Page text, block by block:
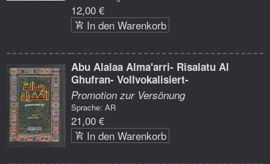
12,00 €
In den Warenkorb
Abu Alalaa Alma'arri- Risalatu Al
Ghufran- Vollvokalisiert-
Promotion zur Versönung
Sprache: AR
21,00 €
In den Warenkorb